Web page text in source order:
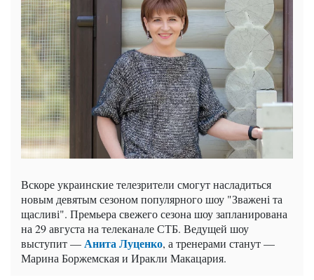
Вскоре украинские телезрители смогут насладиться
новым девятым сезоном популярного шоу "Зважені та
щасливі". Премьера свежего сезона шоу запланирована
на 29 августа на телеканале СТБ. Ведущей шоу
выступит —Анита Луценко, а тренерами станут —
Марина Боржемская и Иракли Макацария.